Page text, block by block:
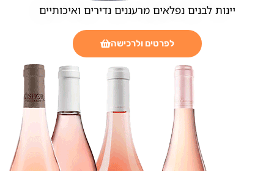
יינות לבנים נפלאים מרעננים נדירים ואיכותיים
לפרטים ולרכישה